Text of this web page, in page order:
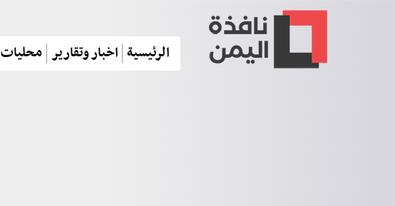
الرئيسية اخبار وتقارير محليات